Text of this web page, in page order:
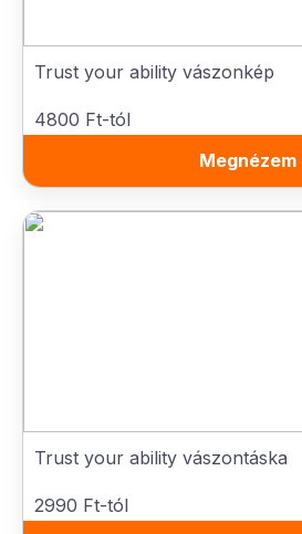
Trust your ability vászonkép
4800 Ft-tól
Megnézem
Trust your ability vászontáska
2990 Ft-tól